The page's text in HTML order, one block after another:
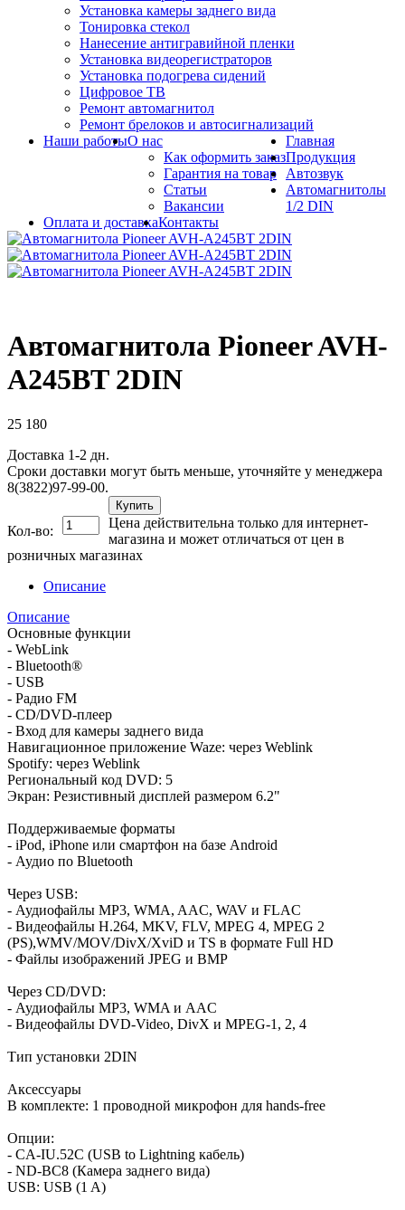
Установка камеры заднего вида
Тонировка стекол
Нанесение антигравийной пленки
Установка видеорегистраторов
Установка подогрева сидений
Цифровое ТВ
Ремонт автомагнитол
Ремонт брелоков и автосигнализаций
Наши работыО нас
Как оформить заказ
Гарантия на товар
Статьи
Вакансии
Оплата и доставкаКонтакты
Главная
Продукция
Автозвук
Автомагнитолы
1/2 DIN
Автомагнитола Pioneer AVH-
A245BT 2DIN
25 180
Доставка 1-2 дн.
Сроки доставки могут быть меньше, уточняйте у менеджера
8(3822)97-99-00.
Кол-во:
Купить
Цена действительна только для интернет-
магазина и может отличаться от цен в
розничных магазинах
Описание
Описание
Основные функции
- WebLink
- Bluetooth®
- USB
- Радио FM
- CD/DVD-плеер
- Вход для камеры заднего вида
Навигационное приложение Waze: через Weblink
Spotify: через Weblink
Региональный код DVD: 5
Экран: Резистивный дисплей размером 6.2"
Поддерживаемые форматы
- iPod, iPhone или смартфон на базе Android
- Аудио по Bluetooth
Через USB:
- Аудиофайлы MP3, WMA, AAC, WAV и FLAC
- Видеофайлы H.264, MKV, FLV, MPEG 4, MPEG 2
(PS),WMV/MOV/DivX/XviD и TS в формате Full HD
- Файлы изображений JPEG и BMP
Через CD/DVD:
- Аудиофайлы MP3, WMA и AAC
- Видеофайлы DVD-Video, DivX и MPEG-1, 2, 4
Тип установки 2DIN
Аксессуары
В комплекте: 1 проводной микрофон для hands-free
Опции:
- CA-IU.52C (USB to Lightning кабель)
- ND-BC8 (Камера заднего вида)
USB: USB (1 A)